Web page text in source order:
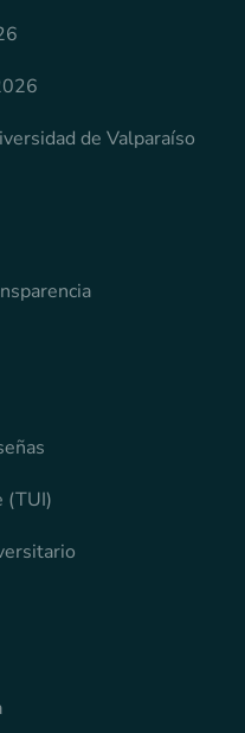
de Valparaíso
(TUI)